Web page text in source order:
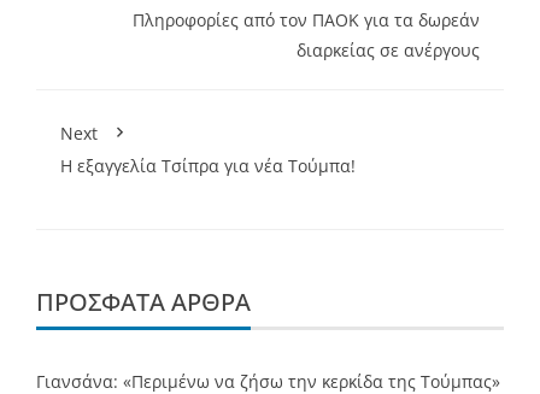
Πληροφορίες από τον ΠΑΟΚ για τα δωρεάν
διαρκείας σε ανέργους
Next
Η εξαγγελία Τσίπρα για νέα Τούμπα!
ΠΡΌΣΦΑΤΑ ΆΡΘΡΑ
Γιανσάνα: «Περιμένω να ζήσω την κερκίδα της Τούμπας»